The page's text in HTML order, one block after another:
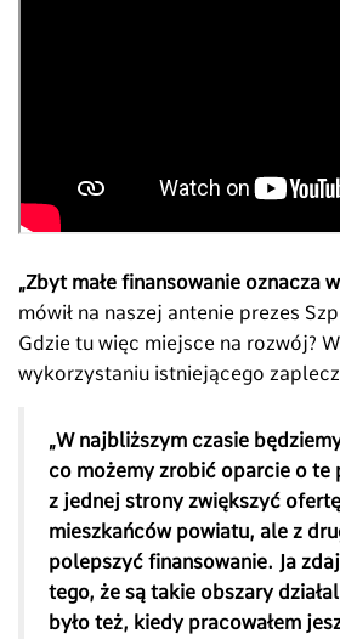
„Zbyt małe finansowanie oznacza
mówił na naszej antenie prezes
Gdzie tu więc miejsce na rozwój?
wykorzystaniu istniejącego
„W najbliższym czasie
co możemy zrobić oparcie o te
z jednej strony zwiększyć
mieszkańców powiatu, ale z
polepszyć finansowanie. Ja
tego, że są takie obszary
było też, kiedy pracowałem